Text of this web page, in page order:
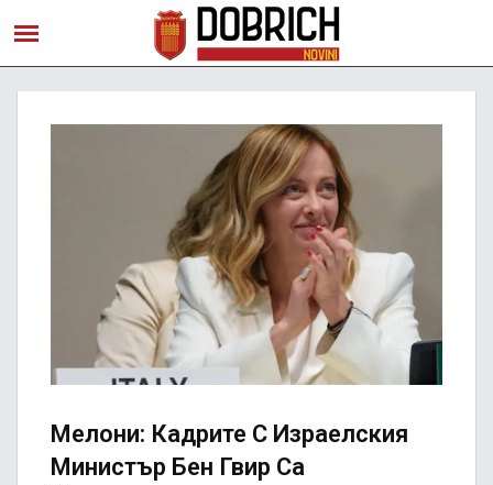
Мелони: Кадрите С Израелския
Министър Бен Гвир Са